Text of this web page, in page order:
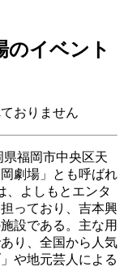
のイベント
おりません
県福岡市中央区天
劇場」とも呼ばれ
、よしもとエンタ
っており、吉本興
設である。主な用
り、全国から人気
や地元芸人による